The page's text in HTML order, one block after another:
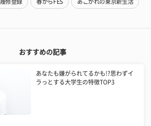
履修登録 春からFES あこがれの東京新生活
おすすめの記事
あなたも嫌がられてるかも!?思わずイ
ラっとする大学生の特徴TOP3